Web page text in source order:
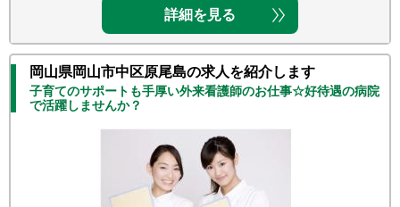
詳細を見る
岡山県岡山市中区原尾島の求人を紹介します
子育てのサポートも手厚い外来看護師のお仕事☆好待遇の病院
で活躍しませんか？